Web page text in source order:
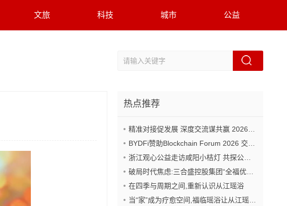
文旅 科技 城市 公益
热点推荐
在四季与周期之间,重新认识从江瑶浴